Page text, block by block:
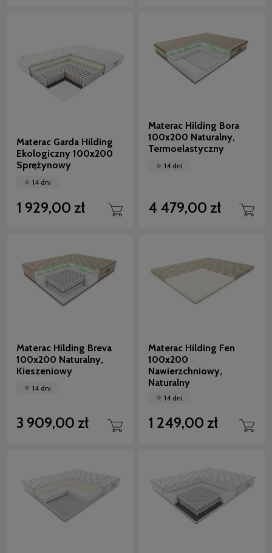
Materac Garda Hilding
Ekologiczny 100x200
Sprężynowy
14 dni
1 929,00 zł
Materac Hilding Bora
100x200 Naturalny,
Termoelastyczny
14 dni
4 479,00 zł
Materac Hilding Breva
100x200 Naturalny,
Kieszeniowy
14 dni
3 909,00 zł
Materac Hilding Fen
100x200
Nawierzchniowy,
Naturalny
14 dni
1 249,00 zł